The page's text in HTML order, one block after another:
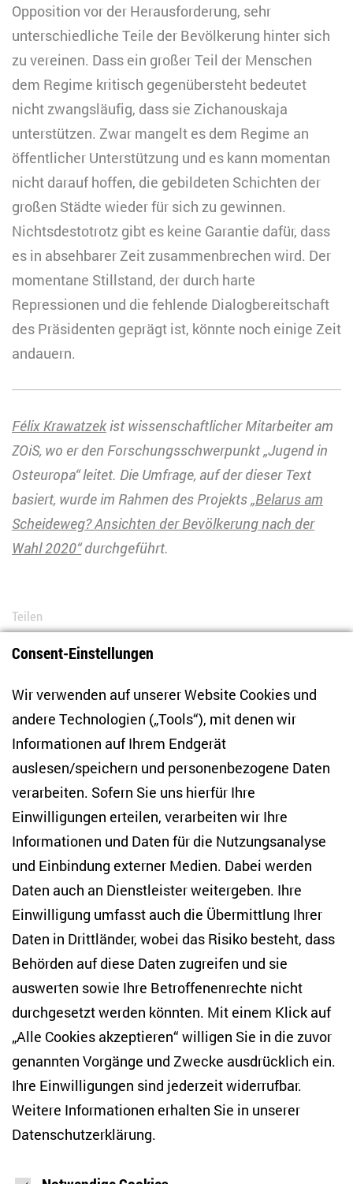
Opposition vor der Herausforderung, sehr
unterschiedliche Teile der Bevölkerung hinter sich
zu vereinen. Dass ein großer Teil der Menschen
dem Regime kritisch gegenübersteht bedeutet
nicht zwangsläufig, dass sie Zichanouskaja
unterstützen. Zwar mangelt es dem Regime an
öffentlicher Unterstützung und es kann momentan
nicht darauf hoffen, die gebildeten Schichten der
großen Städte wieder für sich zu gewinnen.
Nichtsdestotrotz gibt es keine Garantie dafür, dass
es in absehbarer Zeit zusammenbrechen wird. Der
momentane Stillstand, der durch harte
Repressionen und die fehlende Dialogbereitschaft
des Präsidenten geprägt ist, könnte noch einige Zeit
andauern.
Félix Krawatzek ist wissenschaftlicher Mitarbeiter am
ZOiS, wo er den Forschungsschwerpunkt „Jugend in
Osteuropa“ leitet. Die Umfrage, auf der dieser Text
basiert, wurde im Rahmen des Projekts „Belarus am
Scheideweg? Ansichten der Bevölkerung nach der
Wahl 2020“durchgeführt.
Teilen
BlueskyLinkedInFacebook
Zentrum für Osteuropa- und internationale
Studien
Anton-Wilhelm-Amo-Str. 60
10117 Berlin
Tel. +49 (30) 2005949-17
info(at)zois-berlin(dot)de
NEWSLETTER
E-Mail-Adresse eingeben*
Ich möchte regelmäßig über aktuelle Themen,
Veranstaltungen und Publikationen des ZOiS informiert
werden. Ich bin zudem damit einverstanden, dass meine
Interaktionen mit den Newslettern gemessen werden (z. B.
Öffnung der E-Mail, angeklickte Links), sodass das ZOiS den
Newsletter optimieren und weiterhin möglichst relevante
mit Wirkung für die Zukunft widerrufen (Abmeldelink in jeder
von HTML-Inhalten in Ihrem E-Mail-Programm
Consent-Einstellungen
Wir verwenden auf unserer Website Cookies und
andere Technologien („Tools“), mit denen wir
Informationen auf Ihrem Endgerät
auslesen/speichern und personenbezogene Daten
verarbeiten. Sofern Sie uns hierfür Ihre
Einwilligungen erteilen, verarbeiten wir Ihre
Informationen und Daten für die Nutzungsanalyse
und Einbindung externer Medien. Dabei werden
Daten auch an Dienstleister weitergeben. Ihre
Einwilligung umfasst auch die Übermittlung Ihrer
Daten in Drittländer, wobei das Risiko besteht, dass
Behörden auf diese Daten zugreifen und sie
auswerten sowie Ihre Betroffenenrechte nicht
durchgesetzt werden könnten. Mit einem Klick auf
„Alle Cookies akzeptieren“ willigen Sie in die zuvor
genannten Vorgänge und Zwecke ausdrücklich ein.
Ihre Einwilligungen sind jederzeit widerrufbar.
Weitere Informationen erhalten Sie in unserer
Datenschutzerklärung.